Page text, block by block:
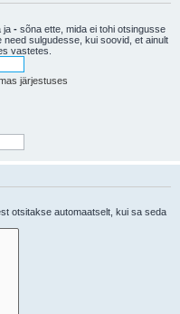
ja - sõna ette, mida ei tohi otsingusse
kui soovid, et ainult
vastetes.
järjestuses
otsitakse automaatselt, kui sa seda